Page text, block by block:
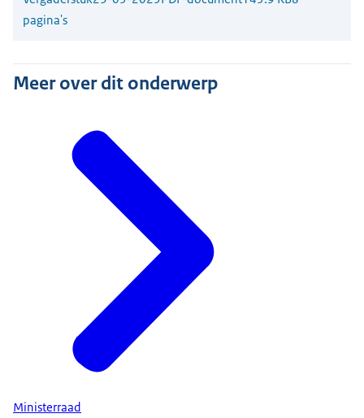
pagina's
Meer over dit onderwerp
Ministerraad